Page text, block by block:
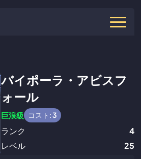
バイポーラ・アビスフ
ォール
巨浪級 コスト:3
ランク
4
レベル
25